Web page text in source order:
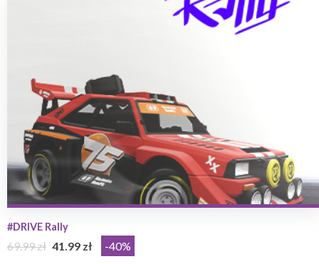
#DRIVE Rally
69.99 zł 41.99 zł -40%